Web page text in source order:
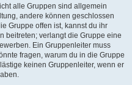
alle Gruppen sind allgemein
andere können geschlossen
Gruppe offen ist, kannst du ihr
beitreten; verlangt die Gruppe eine
Ein Gruppenleiter muss
fragen, warum du in die Gruppe
keinen Gruppenleiter, wenn er